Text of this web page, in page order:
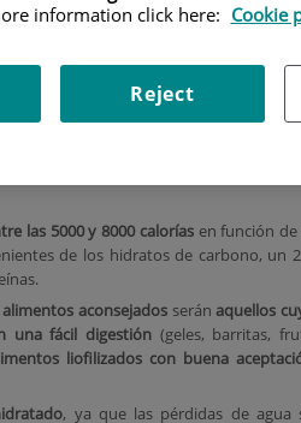
las 5000 y 8000 caloríasen función de
de los hidratos de carbono, un
alimentos aconsejadosseránaquellos
una fácil digestión(geles, barritas,
liofilizados con buena
, ya que las pérdidas de agua
information click here: Cookie
Reject